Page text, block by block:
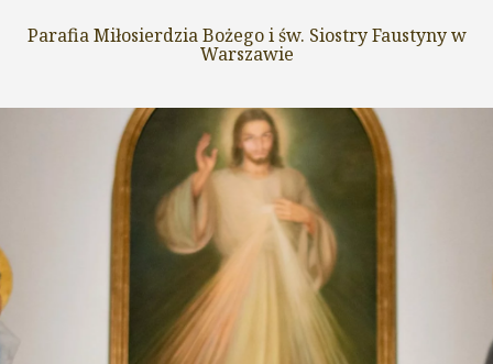
Parafia Miłosierdzia Bożego i św. Siostry Faustyny w
Warszawie